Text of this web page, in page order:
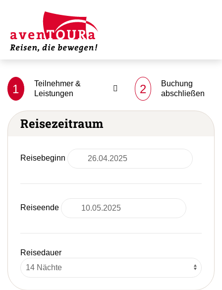
1
Teilnehmer &
Leistungen
2
Buchung
abschließen
Reisezeitraum
Reisebeginn
Reiseende
Reisedauer